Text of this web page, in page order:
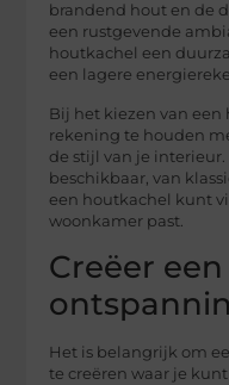
brandend hout en de
een rustgevende
houtkachel een
een lagere
Bij het kiezen van
rekening te houden
de stijl van je
beschikbaar, van
een houtkachel kunt
woonkamer past.
Creëer
Het is belangrijk om
te creëren waar je